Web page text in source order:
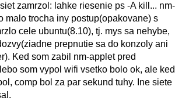
zamrzol: lahke riesenie ps -A kill... nm-
malo trocha iny postup(opakovane) s
cele ubuntu(8.10), tj. mys sa nehybe,
prepnutie sa do konzoly ani
Ked som zabil nm-applet pred
som vypol wifi vsetko bolo ok, ale ked
comp bol za par sekund tuhy. Ine siete